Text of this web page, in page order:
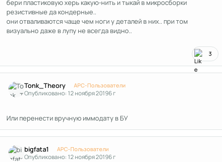
бери пластиковую херь какую-нить и тыкай в микросборки
резистивные да кондерные..
они отваливаются чаще чем ноги у деталей в них.. при том
визуально даже в лупу не всегда видно..
3
Tonk_Theory APC-Пользователи
Опубликовано:12 ноября 20196 г
Или перенести вручную иммодату в БУ
bigfata1 APC-Пользователи
Опубликовано:12 ноября 20196 г